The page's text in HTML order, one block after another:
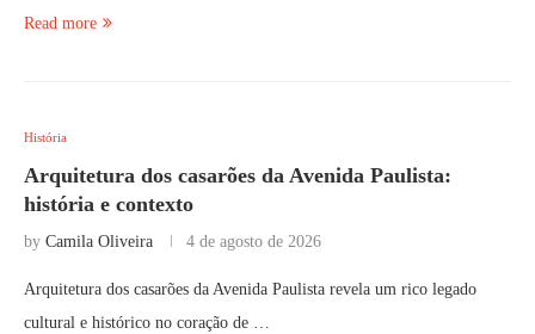
Read more
História
Arquitetura dos casarões da Avenida Paulista:
história e contexto
by Camila Oliveira 4 de agosto de 2026
Arquitetura dos casarões da Avenida Paulista revela um rico legado
cultural e histórico no coração de …